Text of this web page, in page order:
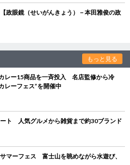
政眼鏡（せいがんきょう）－本田雅俊の政
もっと見る
レー15商品を一斉投入 名店監修から冷
レーフェス”を開催中
ト 人気グルメから雑貨まで約30ブランド
マーフェス 富士山を眺めながら水遊び、